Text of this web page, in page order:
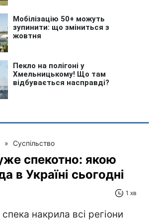
» Суспільство
спекотно: якою
в Україні сьогодні
1 хв
накрила всі регіони